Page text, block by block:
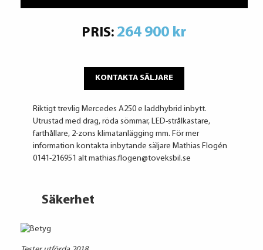
PRIS: 264 900 kr
KONTAKTA SÄLJARE
Riktigt trevlig Mercedes A250 e laddhybrid inbytt.
Utrustad med drag, röda sömmar, LED-strålkastare,
farthållare, 2-zons klimatanlägging mm. För mer
information kontakta inbytande säljare Mathias Flogén
0141-216951 alt mathias.flogen@toveksbil.se
Säkerhet